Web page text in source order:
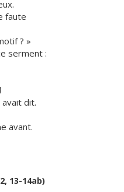
faute
? »
serment :
dit.
avant.
13-14ab)